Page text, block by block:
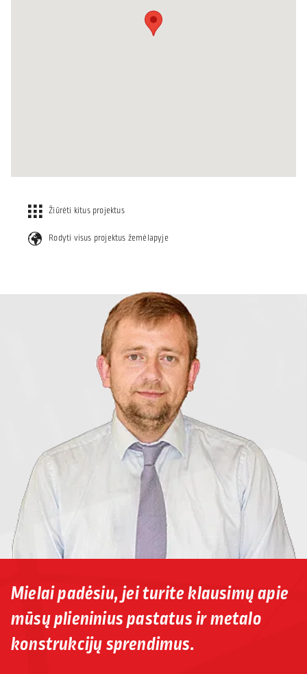
Žiūrėti kitus projektus
Rodyti visus projektus žemėlapyje
Mielai padėsiu, jei turite klausimų apie
mūsų plieninius pastatus ir metalo
konstrukcijų sprendimus.